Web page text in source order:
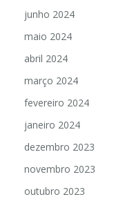
junho 2024
maio 2024
abril 2024
março 2024
fevereiro 2024
janeiro 2024
dezembro 2023
novembro 2023
outubro 2023